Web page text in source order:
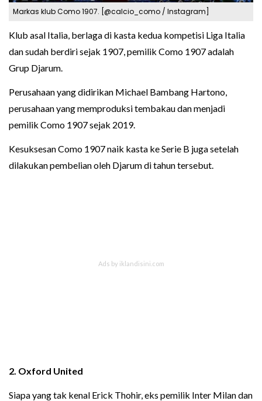
Markas klub Como 1907. [@calcio_como / Instagram]
Klub asal Italia, berlaga di kasta kedua kompetisi Liga Italia
dan sudah berdiri sejak 1907, pemilik Como 1907 adalah
Grup Djarum.
Perusahaan yang didirikan Michael Bambang Hartono,
perusahaan yang memproduksi tembakau dan menjadi
pemilik Como 1907 sejak 2019.
Kesuksesan Como 1907 naik kasta ke Serie B juga setelah
dilakukan pembelian oleh Djarum di tahun tersebut.
2. Oxford United
Siapa yang tak kenal Erick Thohir, eks pemilik Inter Milan dan